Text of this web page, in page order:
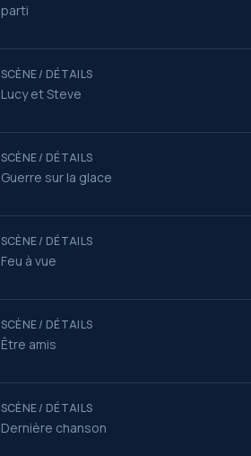
parti
SCÈNE / DÉTAILS
Lucy et Steve
SCÈNE / DÉTAILS
Guerre sur la glace
SCÈNE / DÉTAILS
Feu à vue
SCÈNE / DÉTAILS
Être amis
SCÈNE / DÉTAILS
Dernière chanson